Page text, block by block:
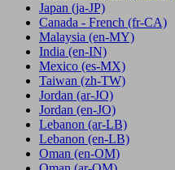
Japan (ja-JP)
Canada - French (fr-CA)
Malaysia (en-MY)
India (en-IN)
Mexico (es-MX)
Taiwan (zh-TW)
Jordan (ar-JO)
Jordan (en-JO)
Lebanon (ar-LB)
Lebanon (en-LB)
Oman (en-OM)